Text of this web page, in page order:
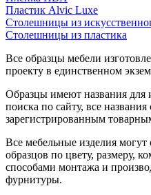
Пластик Alvic Luxe
Столешницы из
Столешницы из пластика
Все образцы мебели
проекту в единственном
Образцы имеют названия для
поиска по сайту, все
зарегистрированным
Все мебельные изделия могут
образцов по цвету, размеру,
способами монтажа и
фурнитуры.